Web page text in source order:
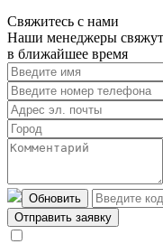
Свяжитесь с нами
Наши менеджеры
в ближайшее время
Обновить
Отправить заявку